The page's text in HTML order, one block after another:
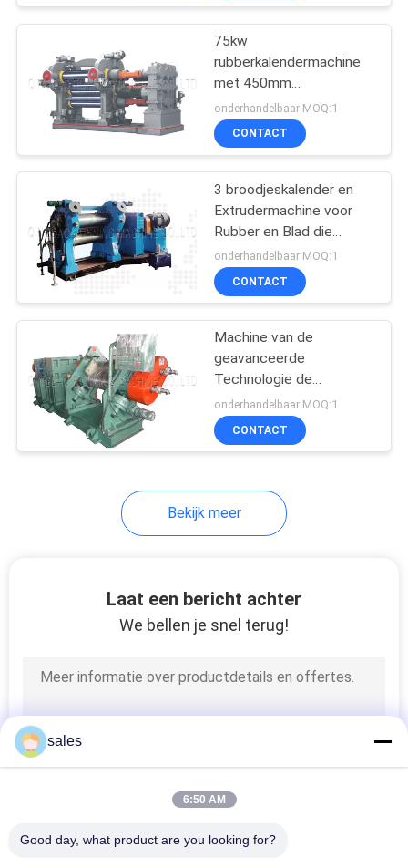
Transportband
Gezamenlijke
Machine
rubbertegel die
Band die Machine
genezen
75kw
rubberkalendermachine
met 450mm
Broodjesdiameter
onderhandelbaar MOQ:1
CONTACT
3 broodjeskalender en
Extrudermachine voor
Rubber en Blad die
uitdrijven kalanderen
onderhandelbaar MOQ:1
CONTACT
Machine van de
geavanceerde
Technologie de
Rubberkalender voor
Textiel Met geringe
geluidssterkte
onderhandelbaar MOQ:1
CONTACT
Bekijk meer
Laat een bericht achter
We bellen je snel terug!
sales
6:50 AM
Good day, what product are you looking for?